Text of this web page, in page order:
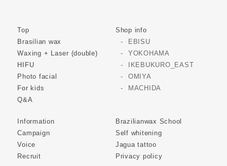
Top
Brasilian wax
Waxing + Laser (double)
HIFU
Photo facial
For kids
Q&A
Shop info
EBISU
YOKOHAMA
IKEBUKURO_EAST
OMIYA
MACHIDA
Information
Campaign
Voice
Recruit
Brazilianwax School
Self whitening
Jagua tattoo
Privacy policy